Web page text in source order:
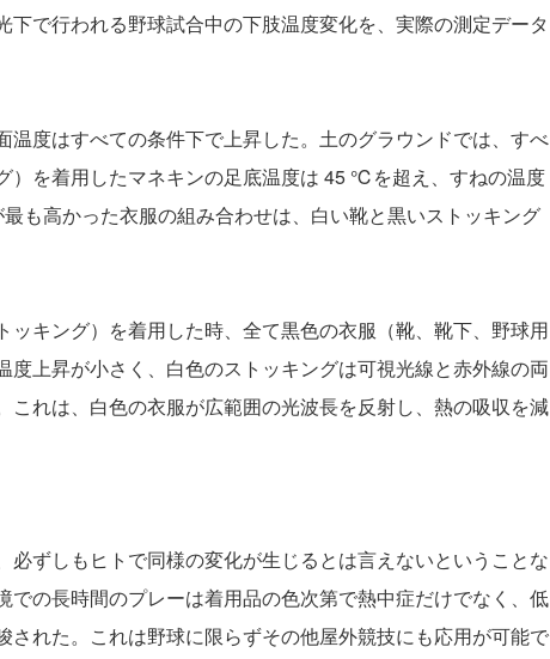
下で行われる野球試合中の下肢温度変化を、実際の測定データ
温度はすべての条件下で上昇した。土のグラウンドでは、すべ
）を着用したマネキンの足底温度は 45 ℃を超え、すねの温度
も高かった衣服の組み合わせは、白い靴と黒いストッキング
キング）を着用した時、全て黒色の衣服（靴、靴下、野球用
度上昇が小さく、白色のストッキングは可視光線と赤外線の両
これは、白色の衣服が広範囲の光波長を反射し、熱の吸収を減
ずしもヒトで同様の変化が生じるとは言えないということな
での長時間のプレーは着用品の色次第で熱中症だけでなく、低
された。これは野球に限らずその他屋外競技にも応用が可能で